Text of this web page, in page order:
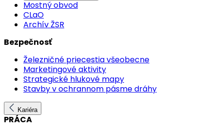
Mostný obvod
CLaO
Archív ŽSR
Bezpečnosť
Železničné priecestia všeobecne
Marketingové aktivity
Strategické hlukové mapy
Stavby v ochrannom pásme dráhy
Kariéra
PRÁCA